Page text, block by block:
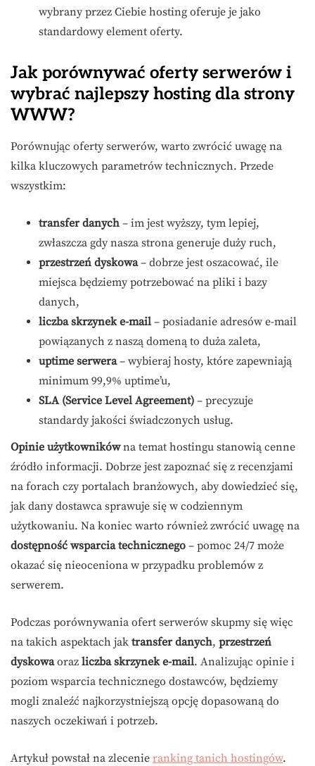
wybrany przez Ciebie hosting oferuje je jako
standardowy element oferty.
Jak porównywać oferty serwerów i
wybrać najlepszy hosting dla strony
WWW?
Porównując oferty serwerów, warto zwrócić uwagę na
kilka kluczowych parametrów technicznych. Przede
wszystkim:
transfer danych – im jest wyższy, tym lepiej,
zwłaszcza gdy nasza strona generuje duży ruch,
przestrzeń dyskowa– dobrze jest oszacować, ile
miejsca będziemy potrzebować na pliki i bazy
danych,
liczba skrzynek e-mail – posiadanie adresów e-mail
powiązanych z naszą domeną to duża zaleta,
uptime serwera– wybieraj hosty, które zapewniają
minimum 99,9% uptime’u,
SLA (Service Level Agreement) – precyzuje
standardy jakości świadczonych usług.
Opinie użytkownikówna temat hostingu stanowią cenne
źródło informacji. Dobrze jest zapoznać się z recenzjami
na forach czy portalach branżowych, aby dowiedzieć się,
jak dany dostawca sprawuje się w codziennym
użytkowaniu. Na koniec warto również zwrócić uwagę na
dostępność wsparcia technicznego – pomoc 24/7 może
okazać się nieoceniona w przypadku problemów z
serwerem.
Podczas porównywania ofert serwerów skupmy się więc
na takich aspektach jak transfer danych, przestrzeń
dyskowaoraz liczba skrzynek e-mail. Analizując opinie i
poziom wsparcia technicznego dostawców, będziemy
mogli znaleźć najkorzystniejszą opcję dopasowaną do
naszych oczekiwań i potrzeb.
Artykuł powstał na zlecenie ranking tanich hostingów.